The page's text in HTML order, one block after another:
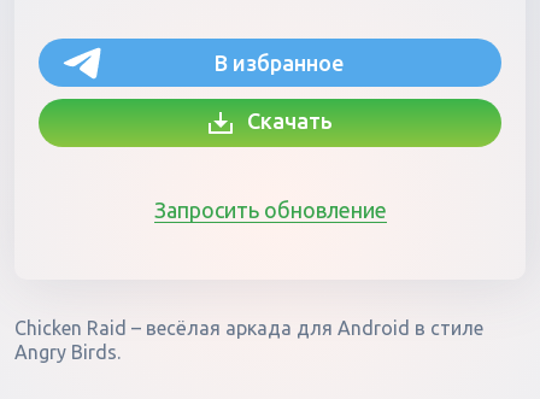
В избранное
Скачать
Запросить обновление
Chicken Raid – весёлая аркада для Android в стиле
Angry Birds.